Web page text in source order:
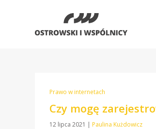
Prawo w internetach
Czy mogę
12 lipca 2021 | Paulina Kużdowicz